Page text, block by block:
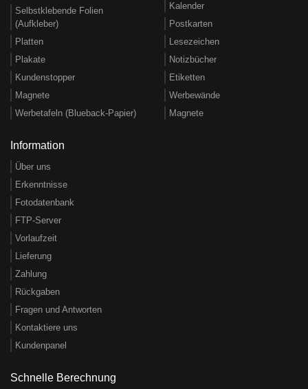
Selbstklebende Folien
(Aufkleber)
Platten
Plakate
Kundenstopper
Magnete
Werbetafeln (Blueback-Papier)
Kalender
Postkarten
Lesezeichen
Notizbücher
Etiketten
Werbewände
Magnete
Information
Über uns
Erkenntnisse
Fotodatenbank
FTP-Server
Vorlaufzeit
Lieferung
Zahlung
Rückgaben
Fragen und Antworten
Kontaktiere uns
Kundenpanel
Schnelle Berechnung